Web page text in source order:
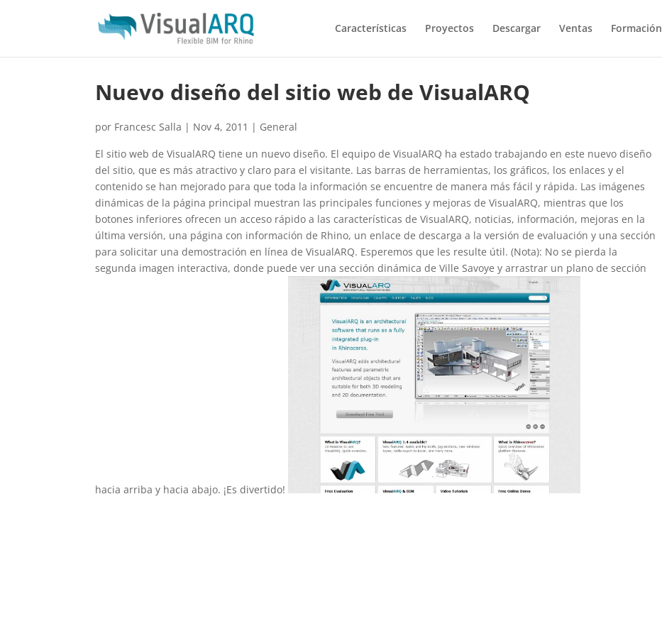
Características Proyectos Descargar Ventas Formación
Nuevo diseño del sitio web de VisualARQ
por Francesc Salla | Nov 4, 2011 | General
El sitio web de VisualARQ tiene un nuevo diseño. El equipo de VisualARQ ha estado trabajando en este nuevo diseño
del sitio, que es más atractivo y claro para el visitante. Las barras de herramientas, los gráficos, los enlaces y el
contenido se han mejorado para que toda la información se encuentre de manera más fácil y rápida. Las imágenes
dinámicas de la página principal muestran las principales funciones y mejoras de VisualARQ, mientras que los
botones inferiores ofrecen un acceso rápido a las características de VisualARQ, noticias, información, mejoras en la
última versión, una página con información de Rhino, un enlace de descarga a la versión de evaluación y una sección
para solicitar una demostración en línea de VisualARQ. Esperemos que les resulte útil. (Nota): No se pierda la
segunda imagen interactiva, donde puede ver una sección dinámica de Ville Savoye y arrastrar un plano de sección
hacia arriba y hacia abajo. ¡Es divertido!